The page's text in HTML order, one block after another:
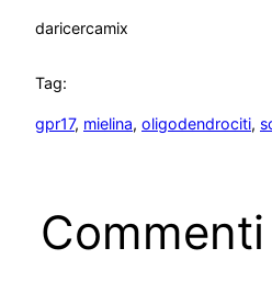
daricercamix
Tag:
gpr17, mielina, oligodendrociti,
Commenti